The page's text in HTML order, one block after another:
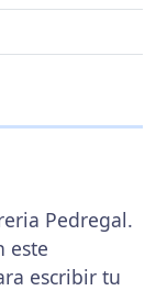
Pedregal.
este
escribir tu